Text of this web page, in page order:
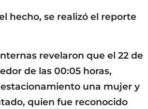
hecho, se realizó el reporte
revelaron que el 22 de
de las 00:05 horas,
una mujer y
quien fue reconocido